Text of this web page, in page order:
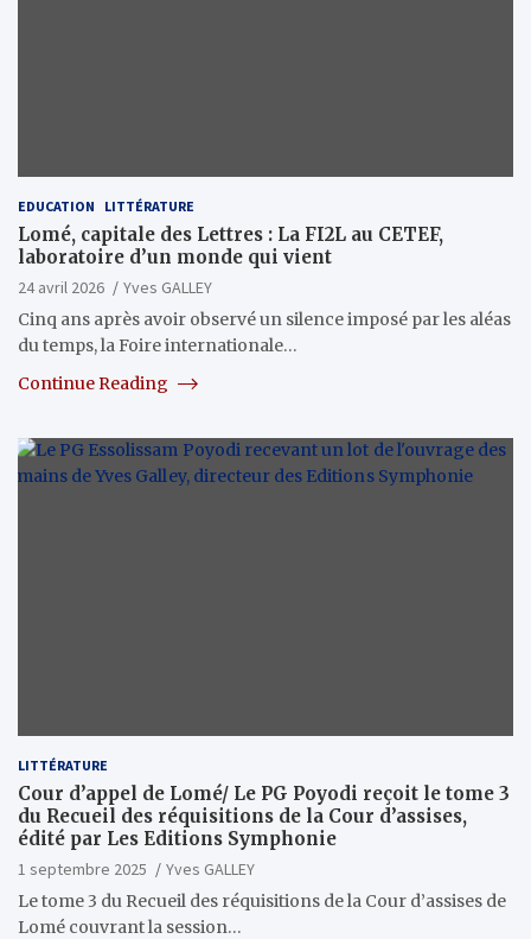
EDUCATION LITTÉRATURE
Lomé, capitale des Lettres : La FI2L au CETEF,
laboratoire d’un monde qui vient
24 avril 2026
Yves GALLEY
Cinq ans après avoir observé un silence imposé par les aléas
du temps, la Foire internationale…
Continue Reading
LITTÉRATURE
Cour d’appel de Lomé/ Le PG Poyodi reçoit le tome 3
du Recueil des réquisitions de la Cour d’assises,
édité par Les Editions Symphonie
1 septembre 2025
Yves GALLEY
Le tome 3 du Recueil des réquisitions de la Cour d’assises de
Lomé couvrant la session…